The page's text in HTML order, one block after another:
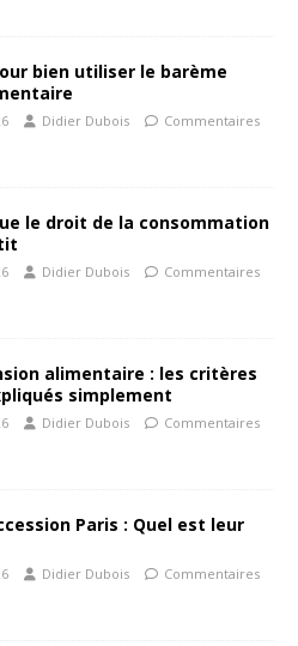
bien utiliser le barème
Didier Dubois
Commentaires
le droit de la consommation
Didier Dubois
Commentaires
alimentaire : les critères
simplement
Didier Dubois
Commentaires
Paris : Quel est leur
Didier Dubois
Commentaires